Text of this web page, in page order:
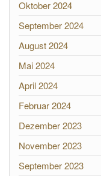
Oktober 2024
September 2024
August 2024
Mai 2024
April 2024
Februar 2024
Dezember 2023
November 2023
September 2023